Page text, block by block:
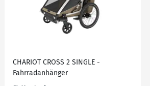
CHARIOT CROSS 2 SINGLE -
Fahrradanhänger